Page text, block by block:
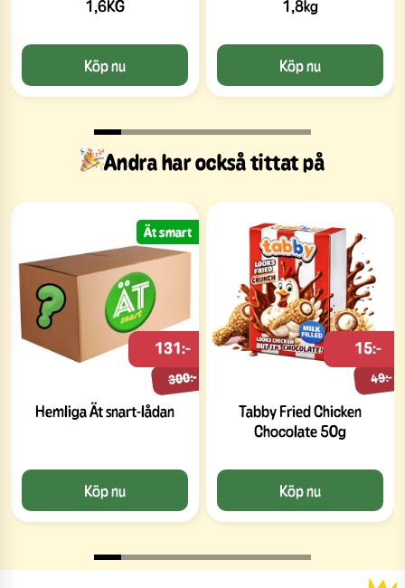
1,6KG
Köp nu
1,8kg
Köp nu
Andra har också tittat på
Hemliga Ät snart-lådan
300:-
131:-
Köp nu
Ät smart
Tabby Fried Chicken
Chocolate 50g
49:-
15:-
Köp nu